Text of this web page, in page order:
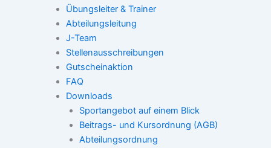
Übungsleiter & Trainer
Abteilungsleitung
J-Team
Stellenausschreibungen
Gutscheinaktion
FAQ
Downloads
Sportangebot auf einem Blick
Beitrags- und Kursordnung (AGB)
Abteilungsordnung